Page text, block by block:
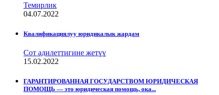
Темирлик
04.07.2022
Квалификациялуу юридикалык жардам
Сот адилеттигине жетүү
15.02.2022
ГАРАНТИРОВАННАЯ ГОСУДАРСТВОМ ЮРИДИЧЕСКАЯ
ПОМОЩЬ — это юридическая помощь, ока...